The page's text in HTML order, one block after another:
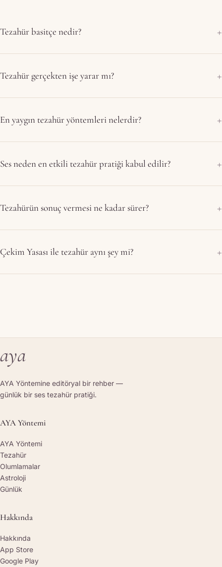
Tezahür basitçe nedir?
Tezahür gerçekten işe yarar mı?
En yaygın tezahür yöntemleri nelerdir?
Ses neden en etkili tezahür pratiği kabul edilir?
Tezahürün sonuç vermesi ne kadar sürer?
Çekim Yasası ile tezahür aynı şey mi?
aya
AYA Yöntemine editöryal bir rehber —
günlük bir ses tezahür pratiği.
AYA Yöntemi
AYA Yöntemi
Tezahür
Olumlamalar
Astroloji
Günlük
Hakkında
Hakkında
App Store
Google Play